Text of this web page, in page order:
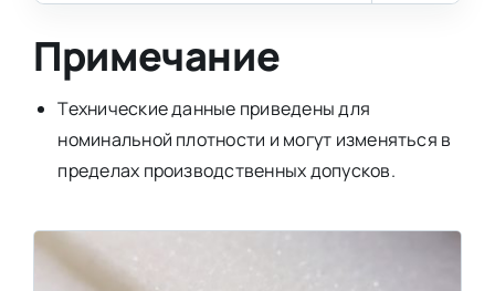
Примечание
Технические данные приведены для
номинальной плотности и могут изменяться в
пределах производственных допусков.